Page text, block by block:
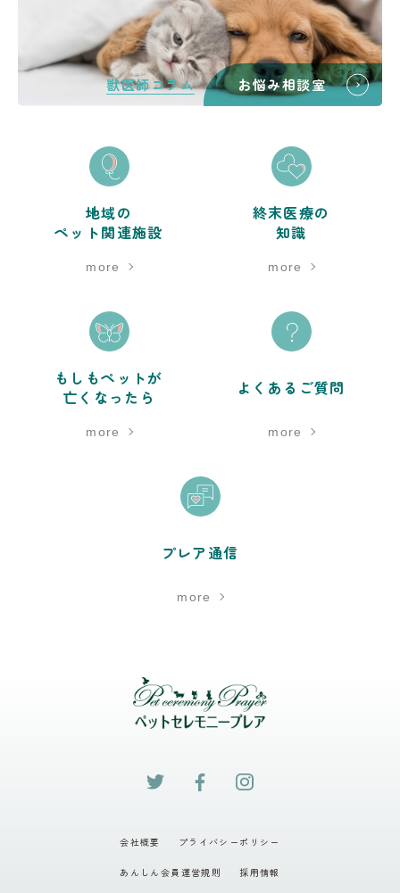
獣医師コラム お悩み相談室
地域の
ペット関連施設
more
終末医療の
知識
more
もしもペットが
亡くなったら
more
よくあるご質問
more
プレア通信
more
会社概要 プライバシーポリシー
あんしん会員運営規則 採用情報